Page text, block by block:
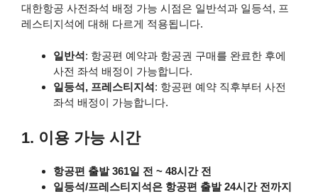
대한항공 사전좌석 배정 가능 시점은 일반석과 일등석, 프
레스티지석에 대해 다르게 적용됩니다.
일반석: 항공편 예약과 항공권 구매를 완료한 후에
사전 좌석 배정이 가능합니다.
일등석, 프레스티지석: 항공편 예약 직후부터 사전
좌석 배정이 가능합니다.
1. 이용 가능 시간
항공편 출발 361일 전 ~ 48시간 전
일등석/프레스티지석은 항공편 출발 24시간 전까지